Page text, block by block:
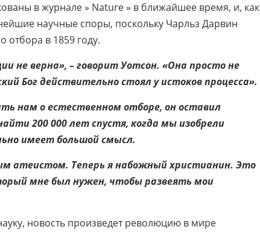
в журнале » Nature » в ближайшее время, и, как
научные споры, поскольку Чарльз Дарвин
отбора в 1859 году.
не верна», – говорит Уотсон. «Она просто не
Бог действительно стоял у истоков процесса».
нам о естественном отборе, он оставил
200 000 лет спустя, когда мы изобрели
имеет большой смысл.
атеистом. Теперь я набожный христианин. Это
мне был нужен, чтобы развеять мои
новость произведет революцию в мире